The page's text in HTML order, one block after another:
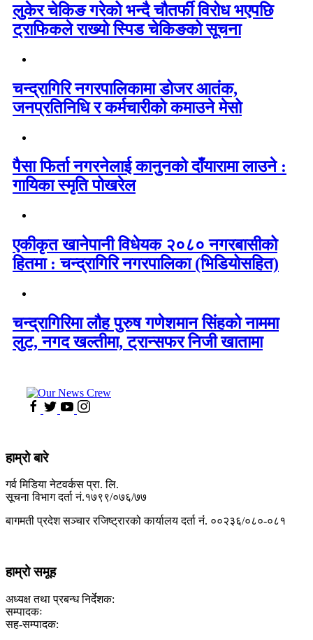
लुकेर चेकिङ गरेको भन्दै चौतर्फी विरोध भएपछि
ट्राफिकले राख्यो स्पिड चेकिङको सूचना
चन्द्रागिरि नगरपालिकामा डोजर आतंक,
जनप्रतिनिधि र कर्मचारीको कमाउने मेसो
पैसा फिर्ता नगरनेलाई कानुनको दाँयारामा लाउने :
गायिका स्‍मृति पोखरेल
एकीकृत खानेपानी विधेयक २०८० नगरबासीको
हितमा : चन्द्रागिरि नगरपालिका (भिडियोसहित)
चन्द्रागिरिमा लौह पुरुष गणेशमान सिंहको नाममा
लुट, नगद खल्तीमा, ट्रान्सफर निजी खातामा
हाम्रो बारे
गर्व मिडिया नेटवर्कस प्रा. लि.
सूचना विभाग दर्ता नं.१७९९/०७६/७७
बागमती प्रदेश सञ्चार रजिष्ट्रारको कार्यालय दर्ता नंं. ००२३६/०८०-०८१
हाम्रो समूह
अध्यक्ष तथा प्रबन्ध निर्देशक:
सम्पादकः
सह-सम्पादक: